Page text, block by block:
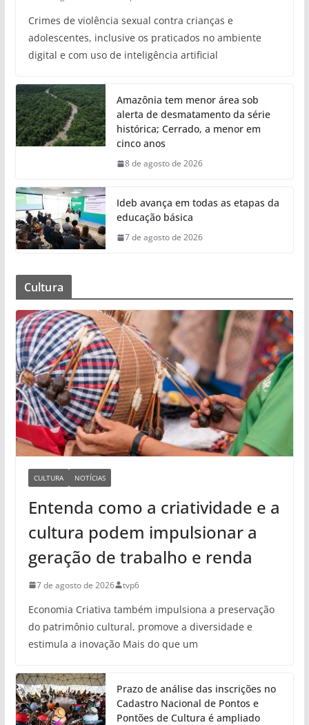
Crimes de violência sexual contra crianças e
adolescentes, inclusive os praticados no ambiente
digital e com uso de inteligência artificial
Amazônia tem menor área sob
alerta de desmatamento da série
histórica; Cerrado, a menor em
cinco anos
8 de agosto de 2026
Ideb avança em todas as etapas da
educação básica
7 de agosto de 2026
Cultura
CULTURA NOTÍCIAS
Entenda como a criatividade e a
cultura podem impulsionar a
geração de trabalho e renda
7 de agosto de 2026 tvp6
Economia Criativa também impulsiona a preservação
do patrimônio cultural, promove a diversidade e
estimula a inovação Mais do que um
Prazo de análise das inscrições no
Cadastro Nacional de Pontos e
Pontões de Cultura é ampliado